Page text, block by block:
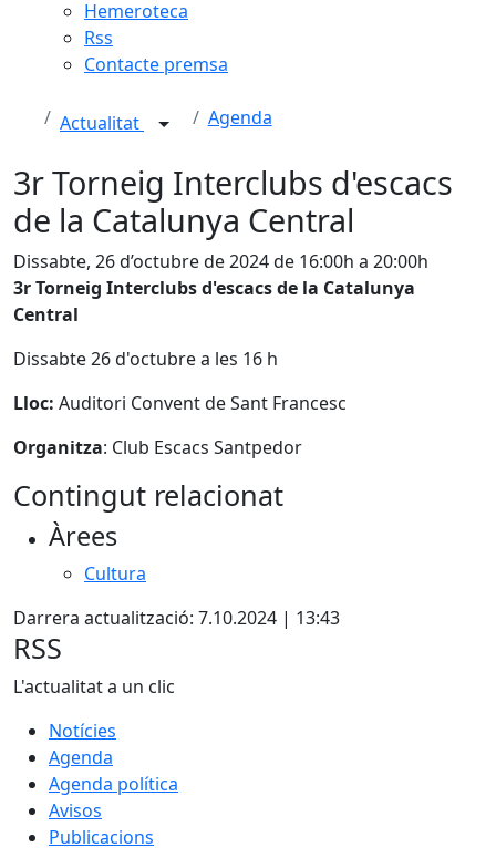
Hemeroteca
Rss
Contacte premsa
Actualitat Agenda
3r Torneig Interclubs d'escacs
de la Catalunya Central
Dissabte, 26 d’octubre de 2024 de 16:00h a 20:00h
3r Torneig Interclubs d'escacs de la Catalunya
Central
Dissabte 26 d'octubre a les 16 h
Lloc: Auditori Convent de Sant Francesc
Organitza: Club Escacs Santpedor
Contingut relacionat
Àrees
Cultura
Darrera actualització: 7.10.2024 | 13:43
RSS
L'actualitat a un clic
Notícies
Agenda
Agenda política
Avisos
Publicacions